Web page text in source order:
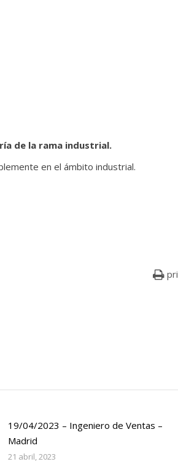
de la rama industrial.
en el ámbito industrial.
19/04/2023 – Ingeniero de Ventas –
Madrid
21 abril, 2023